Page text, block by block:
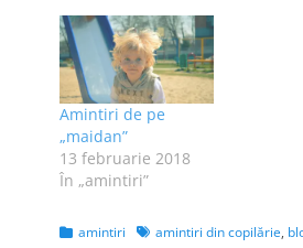
Amintiri de pe
„maidan”
13 februarie 2018
În „amintiri”
Categories
amintiri Tagsamintiri din copilărie,